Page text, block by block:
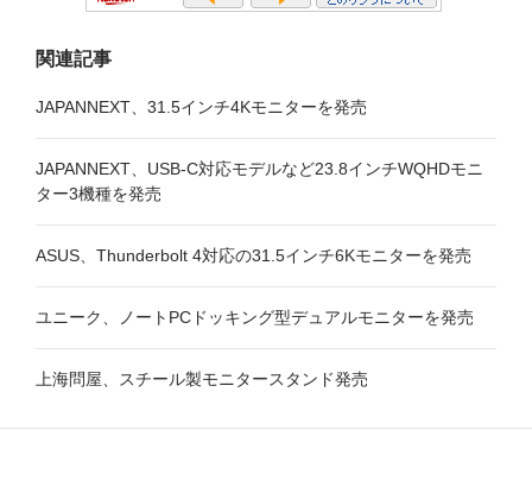
関連記事
JAPANNEXT、31.5インチ4Kモニターを発売
JAPANNEXT、USB-C対応モデルなど23.8インチWQHDモニ
ター3機種を発売
ASUS、Thunderbolt 4対応の31.5インチ6Kモニターを発売
ユニーク、ノートPCドッキング型デュアルモニターを発売
上海問屋、スチール製モニタースタンド発売